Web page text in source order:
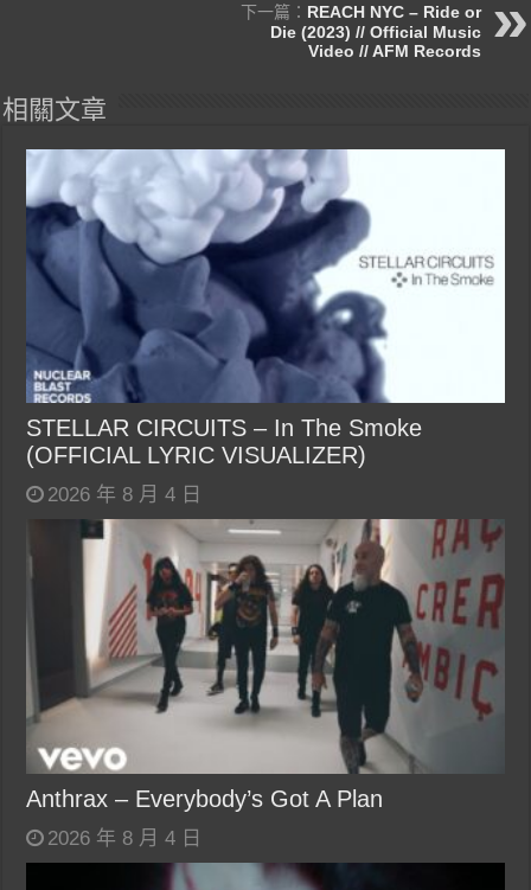
下一篇： REACH NYC – Ride or
Die (2023) // Official Music
Video // AFM Records
相關文章
STELLAR CIRCUITS – In The Smoke
(OFFICIAL LYRIC VISUALIZER)
2026 年 8 月 4 日
Anthrax – Everybody’s Got A Plan
2026 年 8 月 4 日